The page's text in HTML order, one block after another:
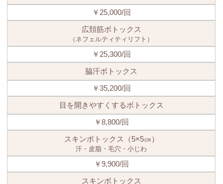
￥25,000/回
広頚筋ボトックス
（ネフェルティティリフト）
￥25,300/回
脇汗ボトックス
￥35,200/回
目を開きやすくするボトックス
￥8,800/回
スキンボトックス（5×5㎝）
汗・皮脂・毛穴・小じわ
￥9,900/回
スキンボトックス